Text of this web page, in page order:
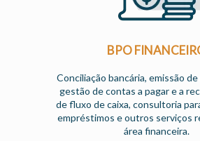
BPO
Conciliação bancária, emissão
gestão de contas a pagar e a
de fluxo de caixa, consultoria
empréstimos e outros serviços
área financeira.